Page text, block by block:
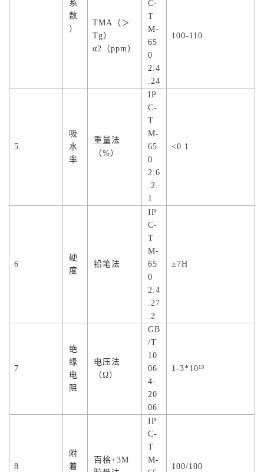
系
数
）
TMA（＞
Tg）
α2（ppm）
C-
T
M-
65
0
2.4
.24
100-110
5
吸
水
率
重量法
（%）
IP
C-
T
M-
65
0
2.6
.2.
1
<0.1
6
硬
度
铅笔法
IP
C-
T
M-
65
0
2.4
.27
.2
≥7H
7
绝
缘
电
阻
电压法
（Ω）
GB
/T
10
06
4-
20
06
1-3*10¹³
8
附
着
百格+3M
IP
C-
T
M-
100/100